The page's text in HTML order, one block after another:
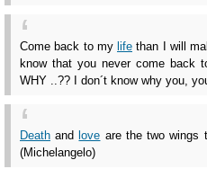
Come back to my life than I will
know that you never come back
WHY ..?? I don´t know why you,
Death and love are the two wings
(Michelangelo)